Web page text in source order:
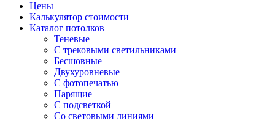
Цены
Калькулятор стоимости
Каталог потолков
Теневые
С трековыми светильниками
Бесшовные
Двухуровневые
С фотопечатью
Парящие
С подсветкой
Со световыми линиями